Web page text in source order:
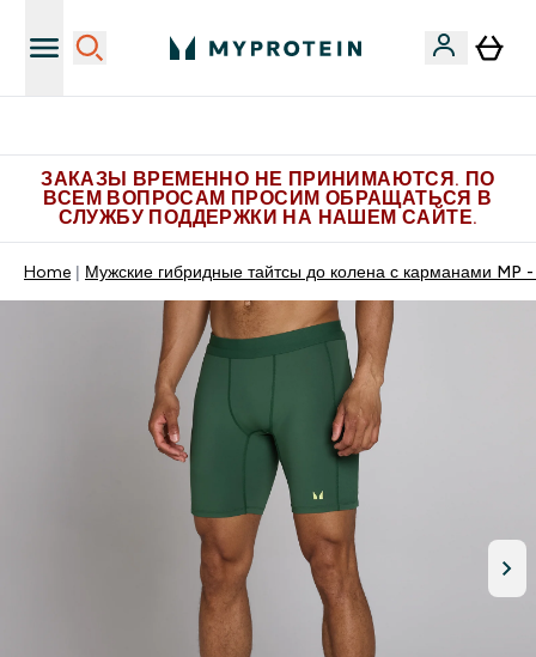
ЗАКАЗЫ ВРЕМЕННО НЕ ПРИНИМАЮТСЯ. ПО
ВСЕМ ВОПРОСАМ ПРОСИМ ОБРАЩАТЬСЯ В
СЛУЖБУ ПОДДЕРЖКИ НА НАШЕМ САЙТЕ.
Home Мужские гибридные тайтсы до колена с карманами MP